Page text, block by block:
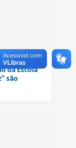
da Escola
são